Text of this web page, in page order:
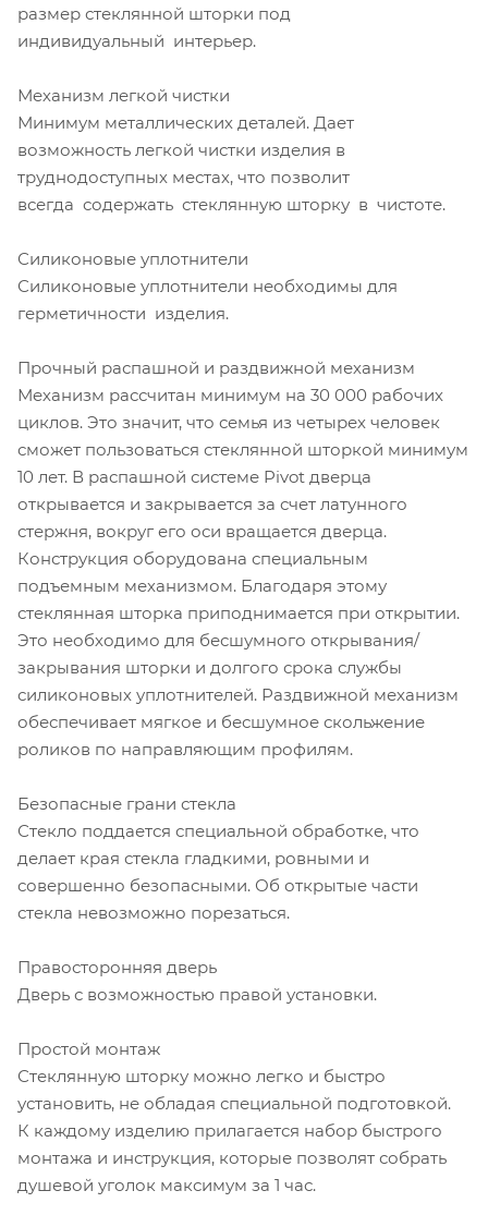
размер стеклянной шторки под
индивидуальный интерьер.
Механизм легкой чистки
Минимум металлических деталей. Дает
возможность легкой чистки изделия в
труднодоступных местах, что позволит
всегда содержать стеклянную шторку в чистоте.
Силиконовые уплотнители
Силиконовые уплотнители необходимы для
герметичности изделия.
Прочный распашной и раздвижной механизм
Механизм рассчитан минимум на 30 000 рабочих
циклов. Это значит, что семья из четырех человек
сможет пользоваться стеклянной шторкой минимум
10 лет. В распашной системе Pivot дверца
открывается и закрывается за счет латунного
стержня, вокруг его оси вращается дверца.
Конструкция оборудована специальным
подъемным механизмом. Благодаря этому
стеклянная шторка приподнимается при открытии.
Это необходимо для бесшумного открывания/
закрывания шторки и долгого срока службы
силиконовых уплотнителей. Раздвижной механизм
обеспечивает мягкое и бесшумное скольжение
роликов по направляющим профилям.
Безопасные грани стекла
Стекло поддается специальной обработке, что
делает края стекла гладкими, ровными и
совершенно безопасными. Об открытые части
стекла невозможно порезаться.
Правосторонняя дверь
Дверь с возможностью правой установки.
Простой монтаж
Стеклянную шторку можно легко и быстро
установить, не обладая специальной подготовкой.
К каждому изделию прилагается набор быстрого
монтажа и инструкция, которые позволят собрать
душевой уголок максимум за 1 час.